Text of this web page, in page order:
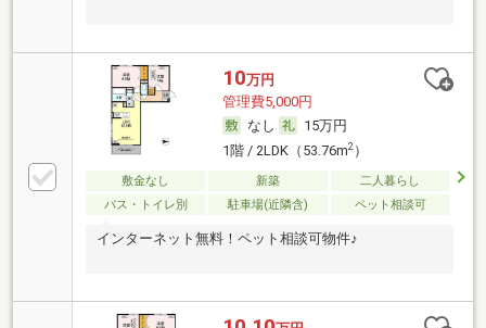
10万円
管理費5,000円
なし
15万円
1階 / 2LDK（53.76m2）
敷金なし 新築
二人暮らし
バス・トイレ別
駐車場(近隣含) ペット相談可
インターネット無料！ペット相談可物件♪